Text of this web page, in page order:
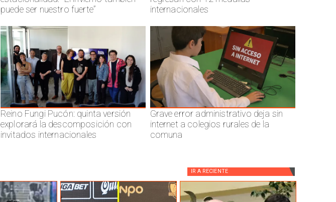
puede ser nuestro fuerte”
internacionales
Reino Fungi Pucón: quinta versión
explorará la descomposición con
invitados internacionales
Grave error administrativo deja sin
internet a colegios rurales de la
comuna
IR A RECIENTE